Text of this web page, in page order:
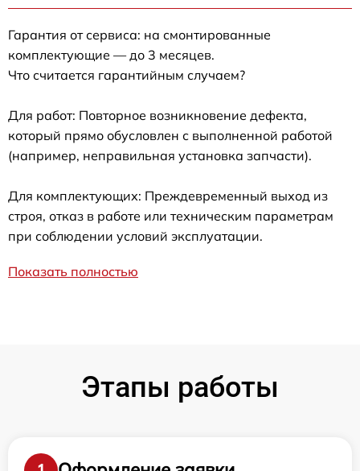
Гарантия от сервиса: на смонтированные
комплектующие — до 3 месяцев.
Что считается гарантийным случаем?
Для работ: Повторное возникновение дефекта,
который прямо обусловлен с выполненной работой
(например, неправильная установка запчасти).
Для комплектующих: Преждевременный выход из
строя, отказ в работе или техническим параметрам
при соблюдении условий эксплуатации.
Показать полностью
Этапы работы